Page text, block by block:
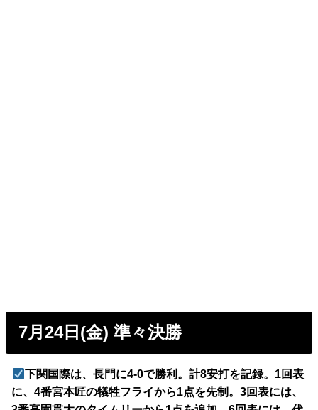
7月24日(金) 準々決勝
下関国際は、長門に4-0で勝利。計8安打を記録。1回表
に、4番宮本匠の犠牲フライから1点を先制。3回表には、